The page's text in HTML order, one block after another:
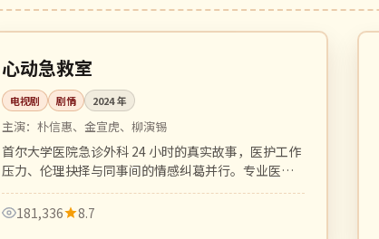
韩国
心动急救室
电视剧 剧情 2024年
主演： 朴信惠、金宣虎、柳演锡
首尔大学医院急诊外科 24 小时的真实故事，医护工作
压力、伦理抉择与同事间的情感纠葛并行。专业医疗
剧的高水准之作。
181,336
8.7